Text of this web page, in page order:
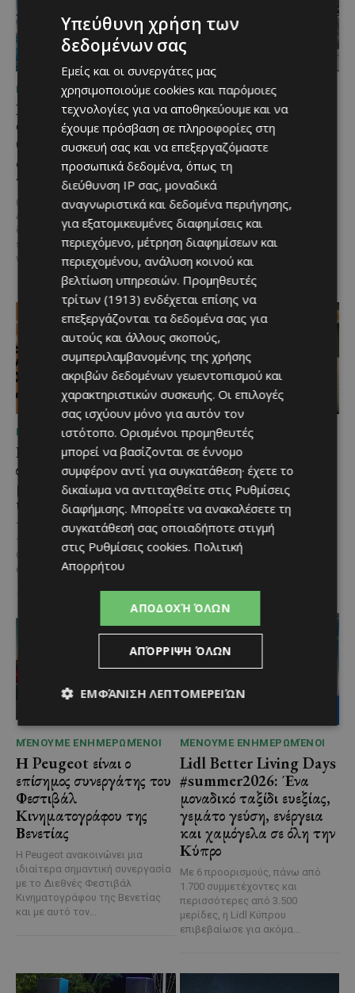
ΜΈΝΟΥΜΕ ΚΎΠΡΟ
Καλοκαίρι στη Λεμεσό:
Θαλάσσια σπορ για όσους
θέλουν κάτι περισσότερο
από μια μέρα στην
παραλία
@menoumekypro Καλοκαίρι στη
Λεμεσό σημαίνει θάλασσα,
δράση και… αδρεναλίνη!
Jet
ski, parasailing, SUP, καγιάκ,
wakeboard,...
ΜΈΝΟΥΜΕ ΚΎΠΡΟ
Η αγαπημένη πισίνα του
Αγίου Ιωάννη Πιτσιλιάς
ανοίγει ξανά – Έτοιμη
να υποδεχθεί το κοινό
Μια αγαπημένη καλοκαιρινή
επιλογή στην ορεινή Κύπρο
επιστρέφει ανανεωμένη. Η
υπαίθρια πισίνα στον Άγιο
Ιωάννη Πιτσιλιάς ολοκλήρωσε
ΜΈΝΟΥΜΕ ΕΝΗΜΕΡΩΜΈΝΟΙ
Η Arla Protein
συνεχίζει να καινοτομεί
με το Arla Protein Food
to Go.
Το πλήρες γεύμα που ακολουθεί
τον ρυθμό της σύγχρονης ζωής.
Οι σύγχρονοι ρυθμοί της ζωής
αλλάζουν τον τρόπο που...
ΜΈΝΟΥΜΕ ΕΝΗΜΕΡΩΜΈΝΟΙ
Νέος Γενικός Διευθυντής
του Hilton Nicosia ο
Ilio Rodoni
Καθήκοντα Γενικού Διευθυντή
στο Hilton Nicosia αναλαμβάνει ο
Ilio Rodoni, παίρνοντας τη
σκυτάλη από τον κ. Εύρο
ΜΈΝΟΥΜΕ ΕΝΗΜΕΡΩΜΈΝΟΙ
Η Peugeot είναι ο
επίσημος συνεργάτης του
Φεστιβάλ
Κινηματογράφου της
Βενετίας
Η Peugeot ανακοινώνει μια
ιδιαίτερα σημαντική συνεργασία
με το Διεθνές Φεστιβάλ
Κινηματογράφου της Βενετίας
και με αυτό τον...
ΜΈΝΟΥΜΕ ΕΝΗΜΕΡΩΜΈΝΟΙ
Lidl Better Living Days
#summer2026: Ένα
μοναδικό ταξίδι ευεξίας,
γεμάτο γεύση, ενέργεια
και χαμόγελα σε όλη την
Κύπρο
Με 6 προορισμούς, πάνω από
1.700 συμμετέχοντες και
περισσότερες από 3.500
μερίδες, η Lidl Κύπρου
επιβεβαίωσε για ακόμα...
Υπεύθυνη χρήση των
δεδομένων σας
Εμείς και οι συνεργάτες μας
χρησιμοποιούμε cookies και παρόμοιες
τεχνολογίες για να αποθηκεύουμε και να
έχουμε πρόσβαση σε πληροφορίες στη
συσκευή σας και να επεξεργαζόμαστε
προσωπικά δεδομένα, όπως τη
διεύθυνση IP σας, μοναδικά
αναγνωριστικά και δεδομένα περιήγησης,
για εξατομικευμένες διαφημίσεις και
περιεχόμενο, μέτρηση διαφημίσεων και
περιεχομένου, ανάλυση κοινού και
βελτίωση υπηρεσιών. Προμηθευτές
τρίτων (1913) ενδέχεται επίσης να
επεξεργάζονται τα δεδομένα σας για
αυτούς και άλλους σκοπούς,
συμπεριλαμβανομένης της χρήσης
ακριβών δεδομένων γεωεντοπισμού και
χαρακτηριστικών συσκευής. Οι επιλογές
σας ισχύουν μόνο για αυτόν τον
ιστότοπο. Ορισμένοι προμηθευτές
μπορεί να βασίζονται σε έννομο
συμφέρον αντί για συγκατάθεση· έχετε το
δικαίωμα να αντιταχθείτε στις Ρυθμίσεις
διαφήμισης. Μπορείτε να ανακαλέσετε τη
συγκατάθεσή σας οποιαδήποτε στιγμή
στις Ρυθμίσεις cookies. Πολιτική
Απορρήτου
ΑΠΟΔΟΧΉ ΌΛΩΝ
ΑΠΌΡΡΙΨΗ ΌΛΩΝ
ΕΜΦΆΝΙΣΗ ΛΕΠΤΟΜΕΡΕΙΏΝ